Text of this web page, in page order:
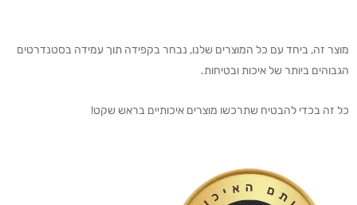
מוצר זה, ביחד עם כל המוצרים שלנו, נבחר בקפידה תוך עמידה בסטנדרטים
הגבוהים ביותר של איכות ובטיחות.
כל זה בכדי להבטיח שתרכשו מוצרים איכותיים בראש שקט!